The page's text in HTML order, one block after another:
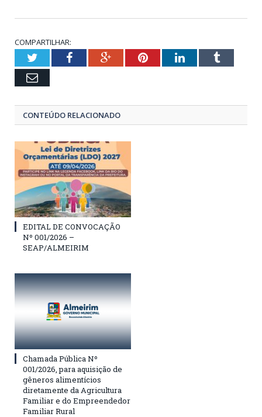
COMPARTILHAR:
TwitterFacebookGoogle+PinterestLinkedInTumblr
Email
CONTEÚDO RELACIONADO
EDITAL DE CONVOCAÇÃO
Nº 001/2026 –
SEAP/ALMEIRIM
Chamada Pública Nº
001/2026, para aquisição de
gêneros alimentícios
diretamente da Agricultura
Familiar e do Empreendedor
Familiar Rural